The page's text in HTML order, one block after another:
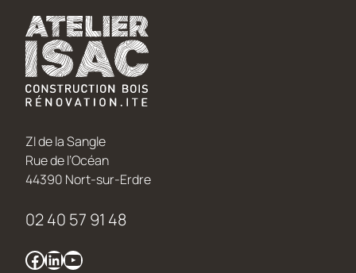
ZI de la Sangle
Rue de l’Océan
44390 Nort-sur-Erdre
02 40 57 91 48
Facebook
LinkedIn
YouTube